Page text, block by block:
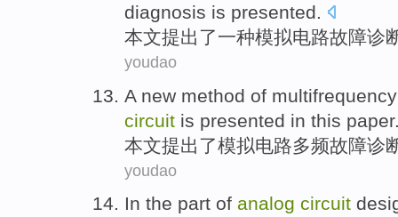
diagnosis is presented.
本文提出了一种模拟电路故障诊
youdao
A new method of multifrequency
circuit is presented in this paper
本文提出了模拟电路多频故障诊
youdao
In the part of analog circuit